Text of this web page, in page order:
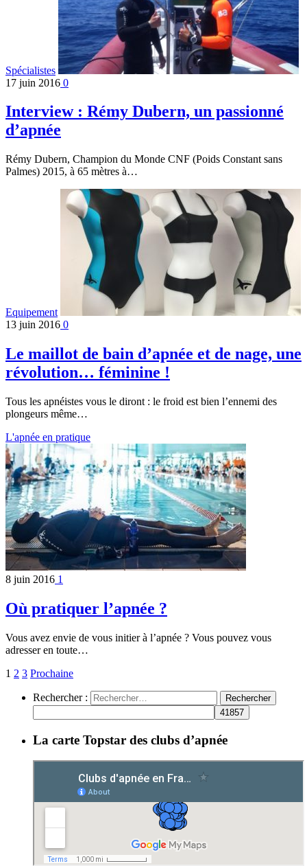
Spécialistes
17 juin 2016 0
Interview : Rémy Dubern, un passionné
d’apnée
Rémy Dubern, Champion du Monde CNF (Poids Constant sans
Palmes) 2015, à 65 mètres à…
Equipement
13 juin 2016 0
Le maillot de bain d’apnée et de nage, une
révolution… féminine !
Tous les apnéistes vous le diront : le froid est bien l’ennemi des
plongeurs même…
L'apnée en pratique
8 juin 2016 1
Où pratiquer l’apnée ?
Vous avez envie de vous initier à l’apnée ? Vous pouvez vous
adresser en toute…
1 2 3 Prochaine
Rechercher :
La carte Topstar des clubs d’apnée